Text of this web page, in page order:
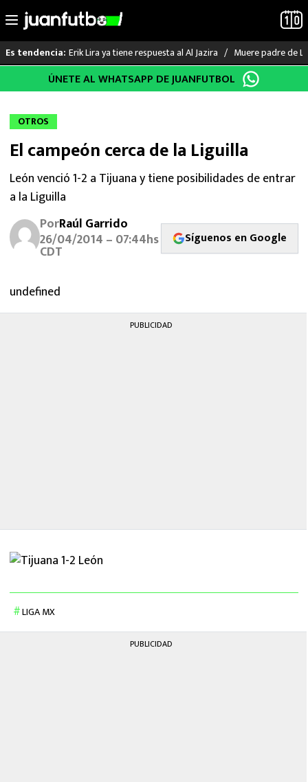
al
Es tendencia: Erik Lira ya tiene respuesta al Al Jazira Muere padre de
LO ÚLTIMO
LIGA MX
RAYADOS
PUMAS
ATLANTE
SELECCIÓN MEXICANA
FUTBOL INTERNACIONAL
MEXICANOS EN EL EXTRANJERO
ÚNETE AL WHATSAPP DE JUANFUTBOL
OTROS
El campeón cerca de la Liguilla
León venció 1-2 a Tijuana y tiene posibilidades de entrar
a la Liguilla
PorRaúl Garrido
26/04/2014 – 07:44hs
CDT
Síguenos en Google
undefined
PUBLICIDAD
LIGA MX
PUBLICIDAD